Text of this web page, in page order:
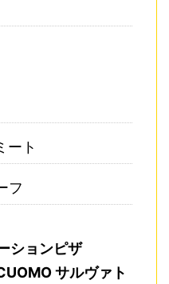
ート
フ
ションピザ
サルヴァト